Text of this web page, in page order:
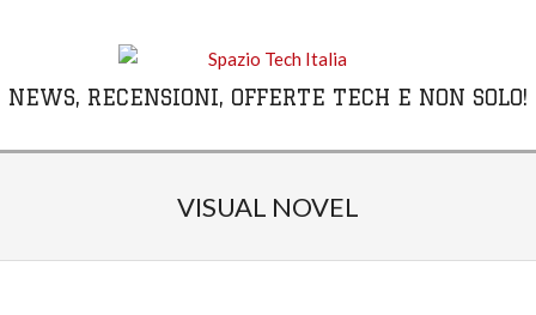
NEWS, RECENSIONI, OFFERTE TECH E NON SOLO!
VISUAL NOVEL